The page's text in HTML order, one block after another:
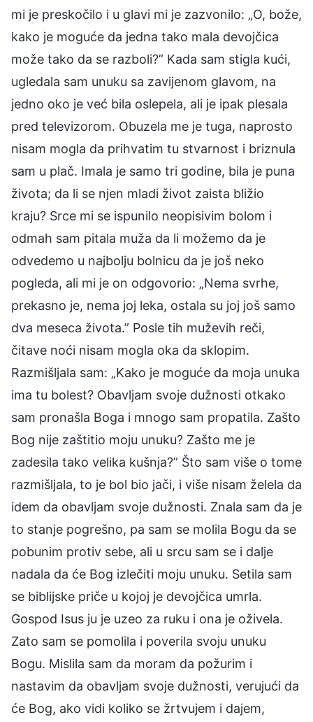
mi je preskočilo i u glavi mi je zazvonilo: „O, bože,
kako je moguće da jedna tako mala devojčica
može tako da se razboli?” Kada sam stigla kući,
ugledala sam unuku sa zavijenom glavom, na
jedno oko je već bila oslepela, ali je ipak plesala
pred televizorom. Obuzela me je tuga, naprosto
nisam mogla da prihvatim tu stvarnost i briznula
sam u plač. Imala je samo tri godine, bila je puna
života; da li se njen mladi život zaista bližio
kraju? Srce mi se ispunilo neopisivim bolom i
odmah sam pitala muža da li možemo da je
odvedemo u najbolju bolnicu da je još neko
pogleda, ali mi je on odgovorio: „Nema svrhe,
prekasno je, nema joj leka, ostala su joj još samo
dva meseca života.” Posle tih muževih reči,
čitave noći nisam mogla oka da sklopim.
Razmišljala sam: „Kako je moguće da moja unuka
ima tu bolest? Obavljam svoje dužnosti otkako
sam pronašla Boga i mnogo sam propatila. Zašto
Bog nije zaštitio moju unuku? Zašto me je
zadesila tako velika kušnja?” Što sam više o tome
razmišljala, to je bol bio jači, i više nisam želela da
idem da obavljam svoje dužnosti. Znala sam da je
to stanje pogrešno, pa sam se molila Bogu da se
pobunim protiv sebe, ali u srcu sam se i dalje
nadala da će Bog izlečiti moju unuku. Setila sam
se biblijske priče u kojoj je devojčica umrla.
Gospod Isus ju je uzeo za ruku i ona je oživela.
Zato sam se pomolila i poverila svoju unuku
Bogu. Mislila sam da moram da požurim i
nastavim da obavljam svoje dužnosti, verujući da
će Bog, ako vidi koliko se žrtvujem i dajem,